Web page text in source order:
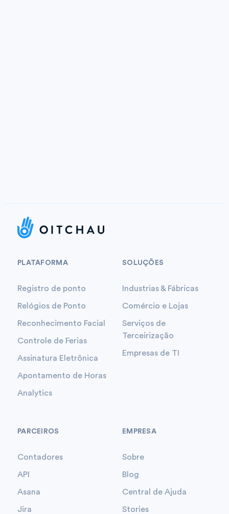
PLATAFORMA
Registro de ponto
Relógios de Ponto
Reconhecimento Facial
Controle de Ferias
Assinatura Eletrônica
Apontamento de Horas
Analytics
SOLUÇÕES
Industrias & Fábricas
Comércio e Lojas
Serviços de
Terceirização
Empresas de TI
PARCEIROS
Contadores
API
Asana
Jira
EMPRESA
Sobre
Blog
Central de Ajuda
Stories